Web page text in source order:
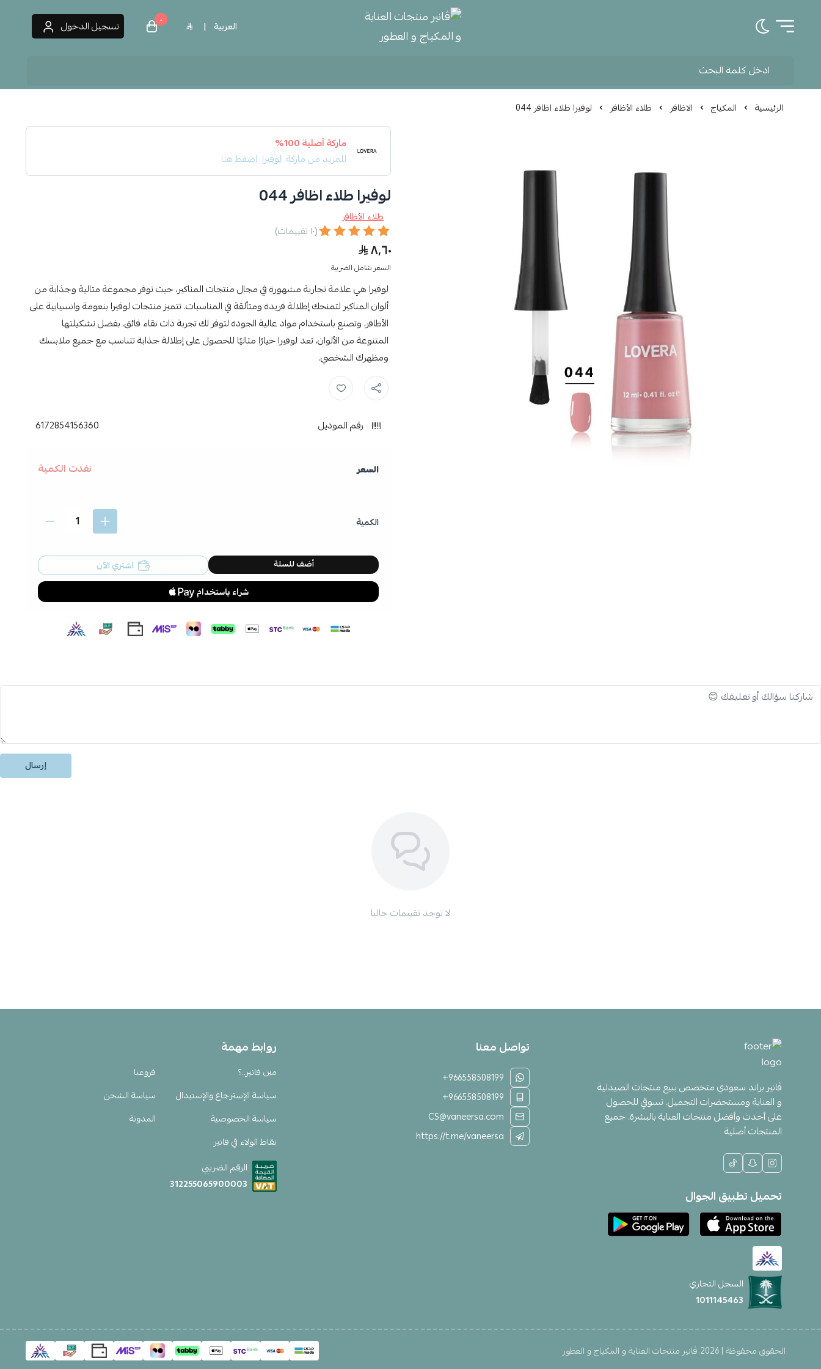
تبديل الوضع الداكن ڤانير منتجات العناية و المكياج و العطورالعربية | ٠ تسجيل الدخول
الرئيسية المكياج الاظافر طلاء الأظافر لوفيرا طلاء اظافر 044
ماركة أصلية 100%
للمزيد من ماركة لوفيرا اضغط هنا
لوفيرا طلاء اظافر 044
طلاء الأظافر
(١٠ تقييمات)
٨٫٦٠
السعر شامل الضريبة
لوفيرا هي علامة تجارية مشهورة في مجال منتجات المناكير، حيث توفر مجموعة مثالية وجذابة من
ألوان المناكير لتمنحك إطلالة فريدة ومتألقة في المناسبات. تتميز منتجات لوفيرا بنعومة وانسيابية على
الأظافر، وتصنع باستخدام مواد عالية الجودة لتوفر لك تجربة ذات نقاء فائق. بفضل تشكيلتها
المتنوعة من الألوان، تعد لوفيرا خيارًا مثاليًا للحصول على إطلالة جذابة تتناسب مع جميع ملابسك
ومظهرك الشخصي.
مناكير , مناكير لوفيرا ,
رقم الموديل 6172854156360
السعر نفدت الكمية
الكمية
أضف للسلة اشتري الآن
إرسال
لا توجد تقييمات حاليا
ڤانير براند سعودي متخصص ببيع منتجات الصيدلية
و العناية ومستحضرات التجميل. تسوقي للحصول
على أحدث وأفضل منتجات العناية بالبشرة. جميع
المنتجات أصلية
تحميل تطبيق الجوال
السجل التجاري
1011145463
تواصل معنا
+966558508199
+966558508199
CS@vaneersa.com
https://t.me/vaneersa
روابط مهمة
مين فانير..؟
فروعنا
سياسة الإسترجاع والإستبدال
سياسة الشحن
سياسة الخصوصية
المدونة
نقاط الولاء في فانير
الرقم الضريبي
312255065900003
الحقوق محفوظة | 2026 ڤانير منتجات العناية و المكياج و العطور